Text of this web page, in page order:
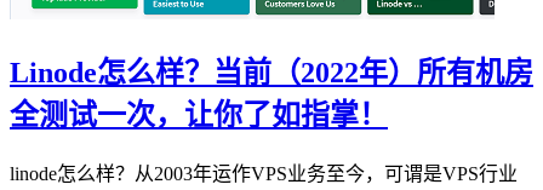
Linode怎么样？当前（2022年）所有机房
全测试一次，让你了如指掌！
linode怎么样？从2003年运作VPS业务至今，可谓是VPS行业